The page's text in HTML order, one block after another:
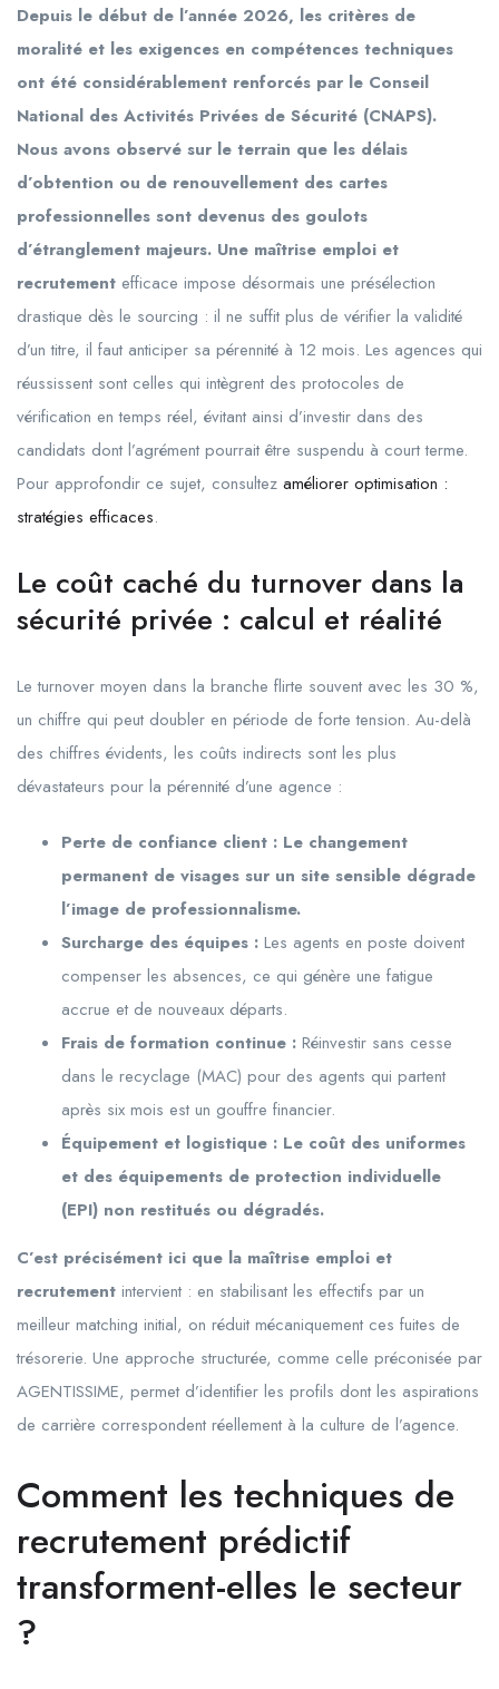
Depuis le début de l’année 2026, les critères de
moralité et les exigences en compétences techniques
ont été considérablement renforcés par le Conseil
National des Activités Privées de Sécurité (CNAPS).
Nous avons observé sur le terrain que les délais
d’obtention ou de renouvellement des cartes
professionnelles sont devenus des goulots
d’étranglement majeurs. Une maîtrise emploi et
recrutement efficace impose désormais une présélection
drastique dès le sourcing : il ne suffit plus de vérifier la validité
d’un titre, il faut anticiper sa pérennité à 12 mois. Les agences qui
réussissent sont celles qui intègrent des protocoles de
vérification en temps réel, évitant ainsi d’investir dans des
candidats dont l’agrément pourrait être suspendu à court terme.
Pour approfondir ce sujet, consultez améliorer optimisation :
stratégies efficaces.
Le coût caché du turnover dans la
sécurité privée : calcul et réalité
Le turnover moyen dans la branche flirte souvent avec les 30 %,
un chiffre qui peut doubler en période de forte tension. Au-delà
des chiffres évidents, les coûts indirects sont les plus
dévastateurs pour la pérennité d’une agence :
Perte de confiance client : Le changement
permanent de visages sur un site sensible dégrade
l’image de professionnalisme.
Surcharge des équipes : Les agents en poste doivent
compenser les absences, ce qui génère une fatigue
accrue et de nouveaux départs.
Frais de formation continue : Réinvestir sans cesse
dans le recyclage (MAC) pour des agents qui partent
après six mois est un gouffre financier.
Équipement et logistique : Le coût des uniformes
et des équipements de protection individuelle
(EPI) non restitués ou dégradés.
C’est précisément ici que la maîtrise emploi et
recrutement intervient : en stabilisant les effectifs par un
meilleur matching initial, on réduit mécaniquement ces fuites de
trésorerie. Une approche structurée, comme celle préconisée par
AGENTISSIME, permet d’identifier les profils dont les aspirations
de carrière correspondent réellement à la culture de l’agence.
Comment les techniques de
recrutement prédictif
transforment-elles le secteur
?